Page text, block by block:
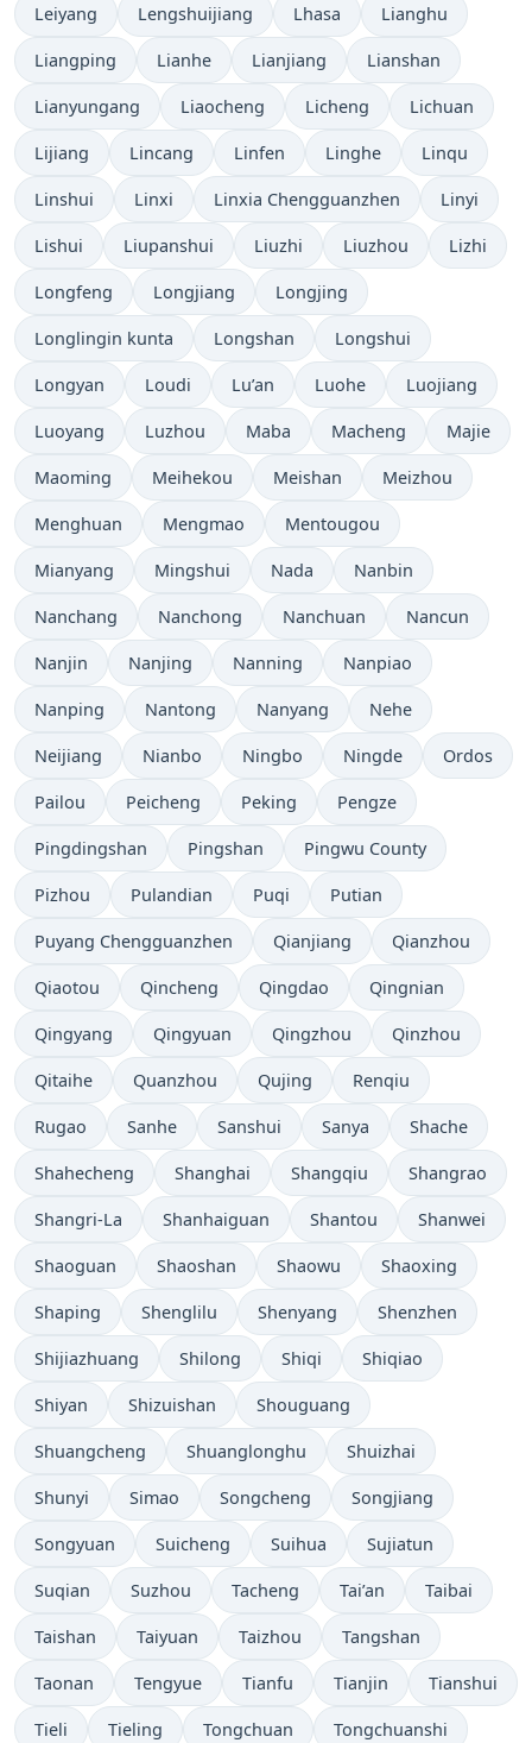
Leiyang Lengshuijiang Lhasa Lianghu
Liangping Lianhe Lianjiang Lianshan
Lianyungang Liaocheng Licheng Lichuan
Lijiang Lincang Linfen Linghe Linqu
Linshui Linxi Linxia Chengguanzhen Linyi
Lishui Liupanshui Liuzhi Liuzhou Lizhi
Longfeng Longjiang Longjing
Longlingin kunta Longshan Longshui
Longyan Loudi Lu’an Luohe Luojiang
Luoyang Luzhou Maba Macheng Majie
Maoming Meihekou Meishan Meizhou
Menghuan Mengmao Mentougou
Mianyang Mingshui Nada Nanbin
Nanchang Nanchong Nanchuan Nancun
Nanjin Nanjing Nanning Nanpiao
Nanping Nantong Nanyang Nehe
Neijiang Nianbo Ningbo Ningde Ordos
Pailou Peicheng Peking Pengze
Pingdingshan Pingshan Pingwu County
Pizhou Pulandian Puqi Putian
Puyang Chengguanzhen Qianjiang Qianzhou
Qiaotou Qincheng Qingdao Qingnian
Qingyang Qingyuan Qingzhou Qinzhou
Qitaihe Quanzhou Qujing Renqiu
Rugao Sanhe Sanshui Sanya Shache
Shahecheng Shanghai Shangqiu Shangrao
Shangri-La Shanhaiguan Shantou Shanwei
Shaoguan Shaoshan Shaowu Shaoxing
Shaping Shenglilu Shenyang Shenzhen
Shijiazhuang Shilong Shiqi Shiqiao
Shiyan Shizuishan Shouguang
Shuangcheng Shuanglonghu Shuizhai
Shunyi Simao Songcheng Songjiang
Songyuan Suicheng Suihua Sujiatun
Suqian Suzhou Tacheng Tai’an Taibai
Taishan Taiyuan Taizhou Tangshan
Taonan Tengyue Tianfu Tianjin Tianshui
Tieli Tieling Tongchuan Tongchuanshi